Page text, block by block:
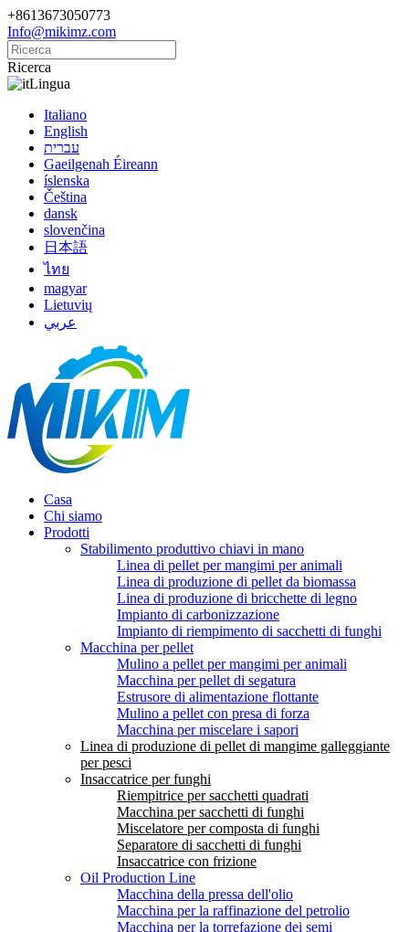
+8613673050773
Info@mikimz.com
Ricerca
Lingua
Italiano
English
עברית
Gaeilgenah Éireann
íslenska
Čeština
dansk
slovenčina
日本語
ไทย
magyar
Lietuvių
عربي
Casa
Chi siamo
Prodotti
Stabilimento produttivo chiavi in ​​mano
Linea di pellet per mangimi per animali
Linea di produzione di pellet da biomassa
Linea di produzione di bricchette di legno
Impianto di carbonizzazione
Impianto di riempimento di sacchetti di funghi
Macchina per pellet
Mulino a pellet per mangimi per animali
Macchina per pellet di segatura
Estrusore di alimentazione flottante
Mulino a pellet con presa di forza
Macchina per miscelare i sapori
Linea di produzione di pellet di mangime galleggiante
per pesci
Insaccatrice per funghi
Riempitrice per sacchetti quadrati
Macchina per sacchetti di funghi
Miscelatore per composta di funghi
Separatore di sacchetti di funghi
Insaccatrice con frizione
Oil Production Line
Macchina della pressa dell'olio
Macchina per la raffinazione del petrolio
Macchina per la torrefazione dei semi